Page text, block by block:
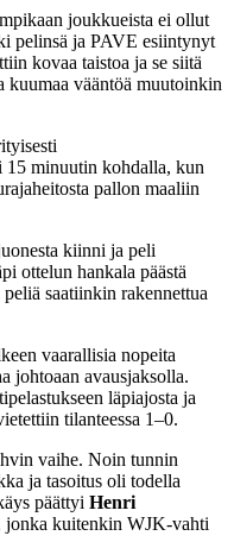
joukkueista ei ollut
pelinsä ja PAVE esiintynyt
kovaa taistoa ja se siitä
vääntöä muutoinkin
15 minuutin kohdalla, kun
pallon maaliin
kiinni ja peli
ottelun hankala päästä
saatiinkin rakennettua
vaarallisia nopeita
johtoaan avausjaksolla.
läpiajosta ja
tilanteessa 1–0.
vaihe. Noin tunnin
ja tasoitus oli todella
päättyi Henri
jonka kuitenkin WJK-vahti